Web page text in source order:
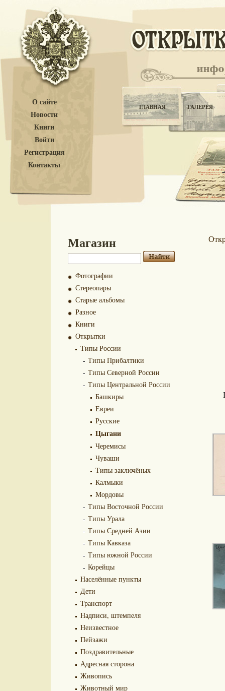
О сайте
Новости
Книги
Войти
Регистрация
Контакты
ГЛАВНАЯ ГАЛЕРЕЯ
Магазин
Фотографии
Стереопары
Старые альбомы
Разное
Книги
Открытки
Типы России
Типы Прибалтики
Типы Северной России
Типы Центральной России
Башкиры
Евреи
Русские
Цыгани
Черемисы
Чуваши
Типы заключёных
Калмыки
Мордовы
Типы Восточной России
Типы Урала
Типы Средней Азии
Типы Кавказа
Типы южной России
Корейцы
Населённые пункты
Дети
Транспорт
Надписи, штемпеля
Неизвестное
Пейзажи
Поздравительные
Адресная сторона
Живопись
Животный мир